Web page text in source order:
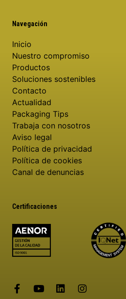
Navegación
Inicio
Nuestro compromiso
Productos
Soluciones sostenibles
Contacto
Actualidad
Packaging Tips
Trabaja con nosotros
Aviso legal
Política de privacidad
Política de cookies
Canal de denuncias
Certificaciones